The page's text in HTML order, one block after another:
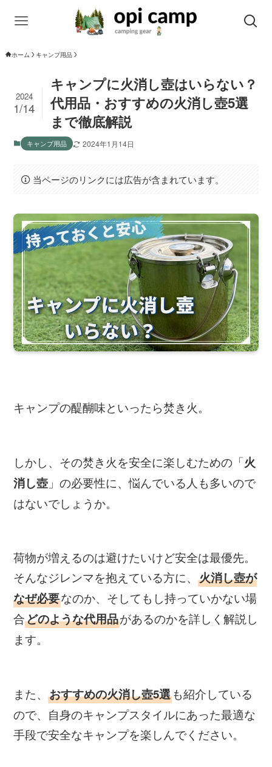
ホーム キャンプ用品
キャンプに火消し壺はいらない？
代用品・おすすめの火消し壺5選
まで徹底解説
2024
1/14
キャンプ用品 2024年1月14日
当ページのリンクには広告が含まれています。
キャンプの醍醐味といったら焚き火。
しかし、その焚き火を安全に楽しむための「火
消し壺 」の必要性に、悩んでいる人も多いので
はないでしょうか。
荷物が増えるのは避けたいけど安全は最優先。
そんなジレンマを抱えている方に、火消し壺が
なぜ必要なのか、そしてもし持っていかない場
合どのような代用品があるのかを詳しく解説し
ます。
また、おすすめの火消し壺5選も紹介している
ので、自身のキャンプスタイルにあった最適な
手段で安全なキャンプを楽しんでください。